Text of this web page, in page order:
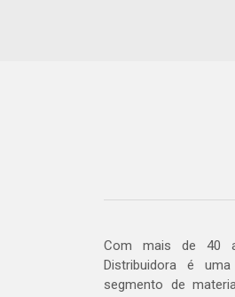
Com mais de 40
Distribuidora é
segmento de